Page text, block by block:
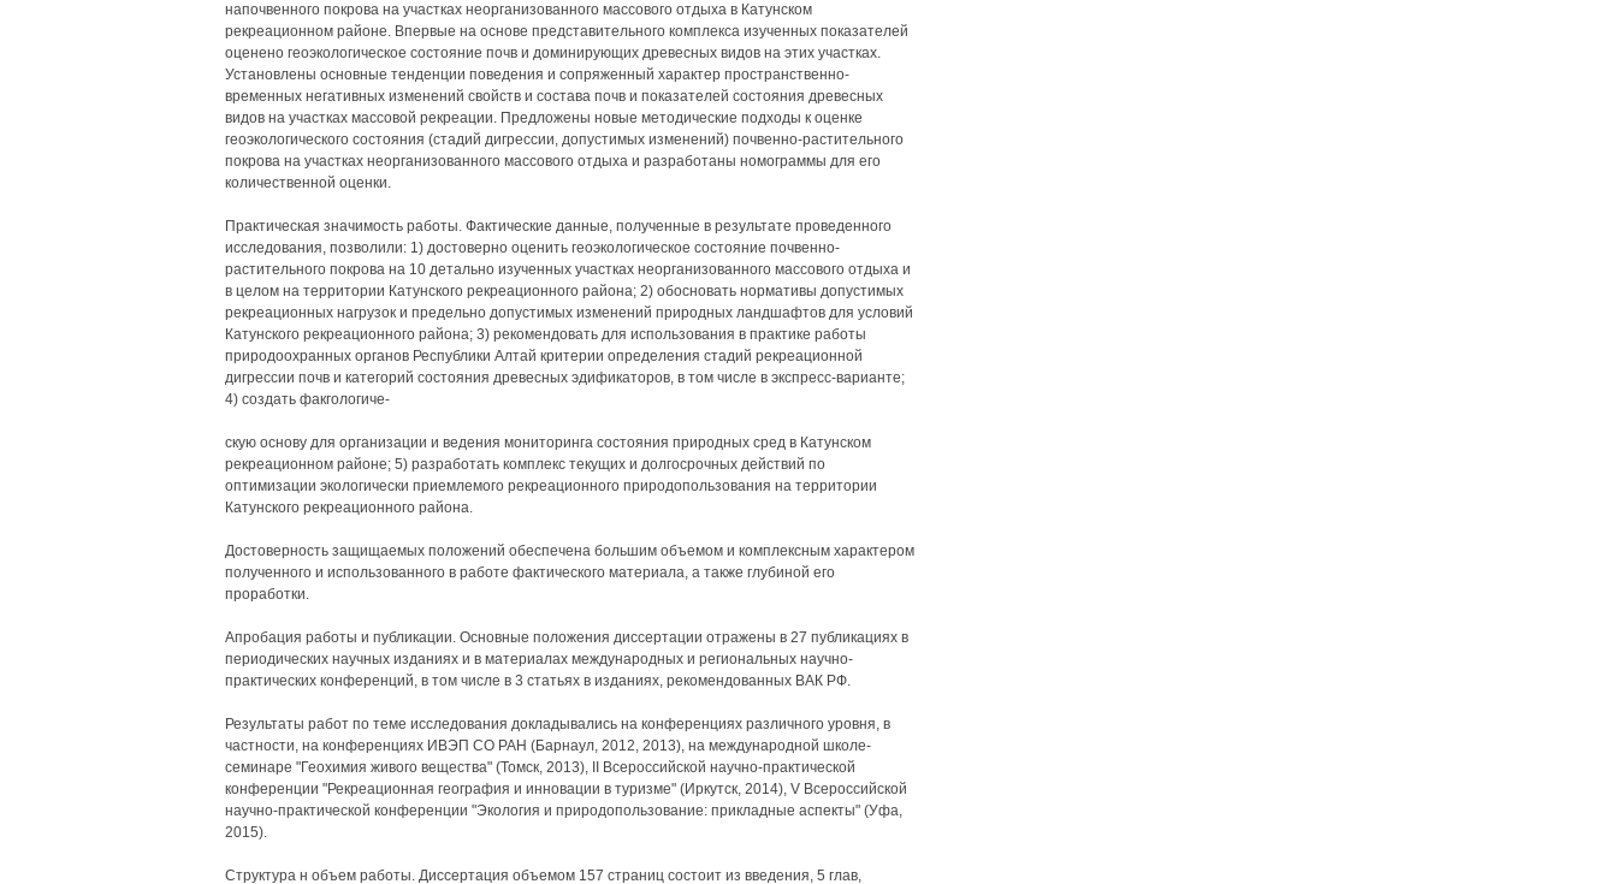
напочвенного покрова на участках неорганизованного массового отдыха в Катунском
рекреационном районе. Впервые на основе представительного комплекса изученных показателей
оценено геоэкологическое состояние почв и доминирующих древесных видов на этих участках.
Установлены основные тенденции поведения и сопряженный характер пространственно-
временных негативных изменений свойств и состава почв и показателей состояния древесных
видов на участках массовой рекреации. Предложены новые методические подходы к оценке
геоэкологического состояния (стадий дигрессии, допустимых изменений) почвенно-растительного
покрова на участках неорганизованного массового отдыха и разработаны номограммы для его
количественной оценки.
Практическая значимость работы. Фактические данные, полученные в результате проведенного
исследования, позволили: 1) достоверно оценить геоэкологическое состояние почвенно-
растительного покрова на 10 детально изученных участках неорганизованного массового отдыха и
в целом на территории Катунского рекреационного района; 2) обосновать нормативы допустимых
рекреационных нагрузок и предельно допустимых изменений природных ландшафтов для условий
Катунского рекреационного района; 3) рекомендовать для использования в практике работы
природоохранных органов Республики Алтай критерии определения стадий рекреационной
дигрессии почв и категорий состояния древесных эдификаторов, в том числе в экспресс-варианте;
4) создать факгологиче-
скую основу для организации и ведения мониторинга состояния природных сред в Катунском
рекреационном районе; 5) разработать комплекс текущих и долгосрочных действий по
оптимизации экологически приемлемого рекреационного природопользования на территории
Катунского рекреационного района.
Достоверность защищаемых положений обеспечена большим объемом и комплексным характером
полученного и использованного в работе фактического материала, а также глубиной его
проработки.
Апробация работы и публикации. Основные положения диссертации отражены в 27 публикациях в
периодических научных изданиях и в материалах международных и региональных научно-
практических конференций, в том числе в 3 статьях в изданиях, рекомендованных ВАК РФ.
Результаты работ по теме исследования докладывались на конференциях различного уровня, в
частности, на конференциях ИВЭП СО РАН (Барнаул, 2012, 2013), на международной школе-
семинаре "Геохимия живого вещества" (Томск, 2013), II Всероссийской научно-практической
конференции "Рекреационная география и инновации в туризме" (Иркутск, 2014), V Всероссийской
научно-практической конференции "Экология и природопользование: прикладные аспекты" (Уфа,
2015).
Структура н объем работы. Диссертация объемом 157 страниц состоит из введения, 5 глав,